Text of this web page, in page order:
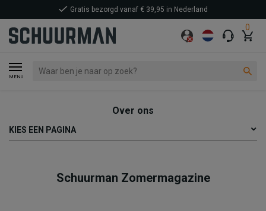
0
MENU
Gratis bezorgd vanaf € 39,95 in Nederland
Over ons
KIES EEN PAGINA
Schuurman Zomermagazine